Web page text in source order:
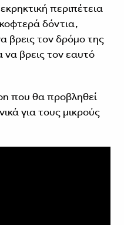
περιπέτεια
δόντια,
βρεις τον δρόμο της
βρεις τον εαυτό
που θα προβληθεί
για τους μικρούς